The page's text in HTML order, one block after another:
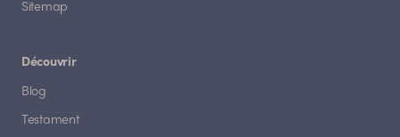
Sitemap
Découvrir
Blog
Testament